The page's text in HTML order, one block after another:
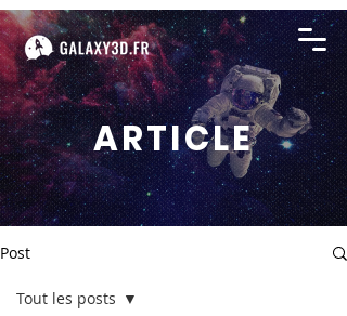
ARTICLE
Post
Tout les posts